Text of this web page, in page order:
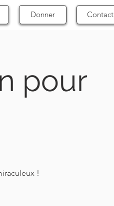
Donner Contact
pour
!